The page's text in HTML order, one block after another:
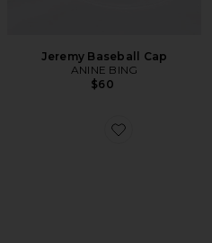
Jeremy Baseball Cap
ANINE BING
$60
Favorite Nicola Belt